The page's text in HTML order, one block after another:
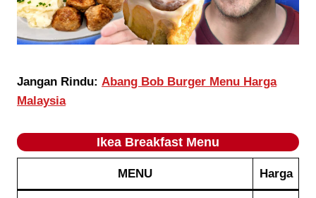
Jangan Rindu: Abang Bob Burger Menu Harga
Malaysia
Ikea Breakfast Menu
MENU Harga